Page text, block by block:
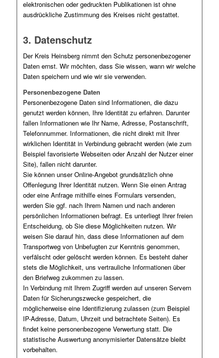
elektronischen oder gedruckten Publikationen ist ohne
ausdrückliche Zustimmung des Kreises nicht gestattet.
3. Datenschutz
Der Kreis Heinsberg nimmt den Schutz personenbezogener
Daten ernst. Wir möchten, dass Sie wissen, wann wir welche
Daten speichern und wie wir sie verwenden.
Personenbezogene Daten
Personenbezogene Daten sind Informationen, die dazu
genutzt werden können, Ihre Identität zu erfahren. Darunter
fallen Informationen wie Ihr Name, Adresse, Postanschrift,
Telefonnummer. Informationen, die nicht direkt mit Ihrer
wirklichen Identität in Verbindung gebracht werden (wie zum
Beispiel favorisierte Webseiten oder Anzahl der Nutzer einer
Site), fallen nicht darunter.
Sie können unser Online-Angebot grundsätzlich ohne
Offenlegung Ihrer Identität nutzen. Wenn Sie einen Antrag
oder eine Anfrage mithilfe eines Formulars versenden,
werden Sie ggf. nach Ihrem Namen und nach anderen
persönlichen Informationen befragt. Es unterliegt Ihrer freien
Entscheidung, ob Sie diese Möglichkeiten nutzen. Wir
weisen Sie darauf hin, dass diese Informationen auf dem
Transportweg von Unbefugten zur Kenntnis genommen,
verfälscht oder gelöscht werden können. Es besteht daher
stets die Möglichkeit, uns vertrauliche Informationen über
den Briefweg zukommen zu lassen.
In Verbindung mit Ihrem Zugriff werden auf unseren Servern
Daten für Sicherungszwecke gespeichert, die
möglicherweise eine Identifizierung zulassen (zum Beispiel
IP-Adresse, Datum, Uhrzeit und betrachtete Seiten). Es
findet keine personenbezogene Verwertung statt. Die
statistische Auswertung anonymisierter Datensätze bleibt
vorbehalten.